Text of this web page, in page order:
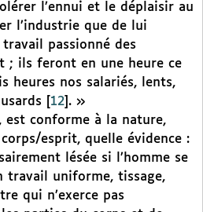
l’ennui et le déplaisir au
l’industrie que de lui
passionné des
; ils feront en une heure ce
heures nos salariés, lents,
12 . »
est conforme à la nature,
esprit, quelle évidence :
lésée si l’homme se
travail uniforme, tissage,
qui n’exerce pas